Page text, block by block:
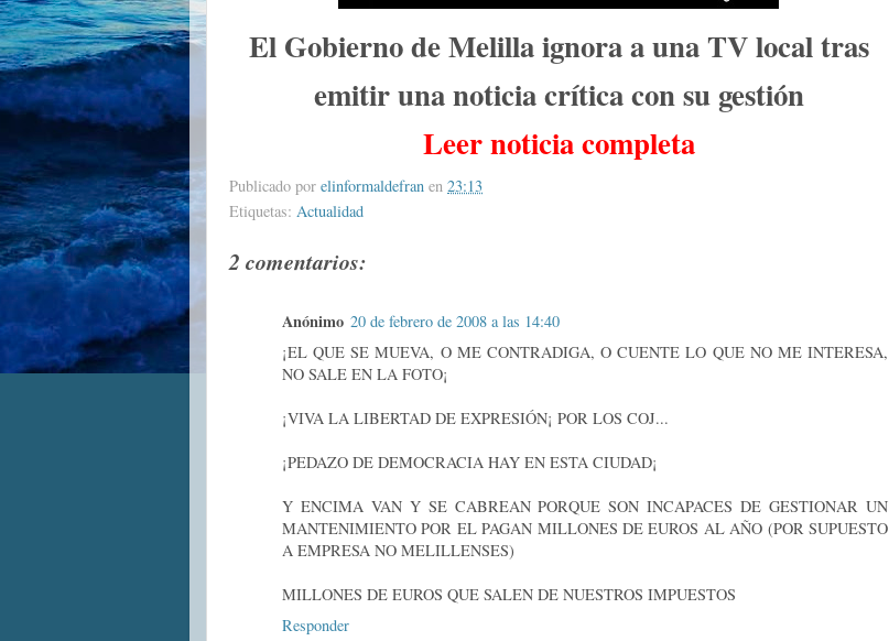
El Gobierno de Melilla ignora a una TV local tras
emitir una noticia crítica con su gestión
Leer noticia completa
Publicado por elinformaldefran en 23:13
Etiquetas: Actualidad
2 comentarios:
Anónimo 20 de febrero de 2008 a las 14:40
¡EL QUE SE MUEVA, O ME CONTRADIGA, O CUENTE LO QUE NO ME INTERESA,
NO SALE EN LA FOTO¡
¡VIVA LA LIBERTAD DE EXPRESIÓN¡ POR LOS COJ...
¡PEDAZO DE DEMOCRACIA HAY EN ESTA CIUDAD¡
Y ENCIMA VAN Y SE CABREAN PORQUE SON INCAPACES DE GESTIONAR UN
MANTENIMIENTO POR EL PAGAN MILLONES DE EUROS AL AÑO (POR SUPUESTO
A EMPRESA NO MELILLENSES)
MILLONES DE EUROS QUE SALEN DE NUESTROS IMPUESTOS
Responder